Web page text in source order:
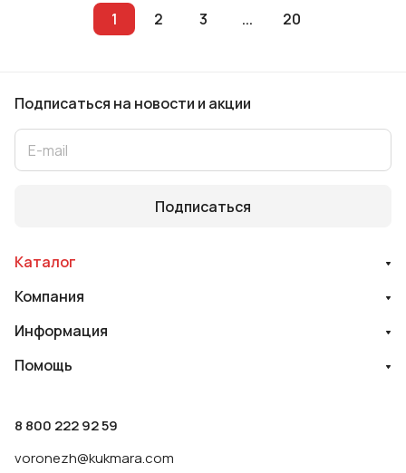
1 2 3 ... 20
Подписаться на новости и акции
Подписаться
Каталог
Компания
Информация
Помощь
8 800 222 92 59
voronezh@kukmara.com